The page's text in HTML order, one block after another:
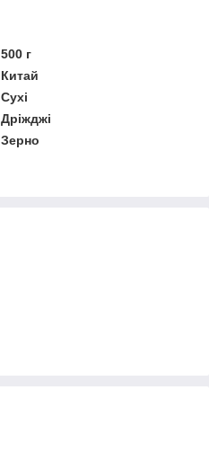
500 г
Китай
Сухі
Дріжджі
Зерно